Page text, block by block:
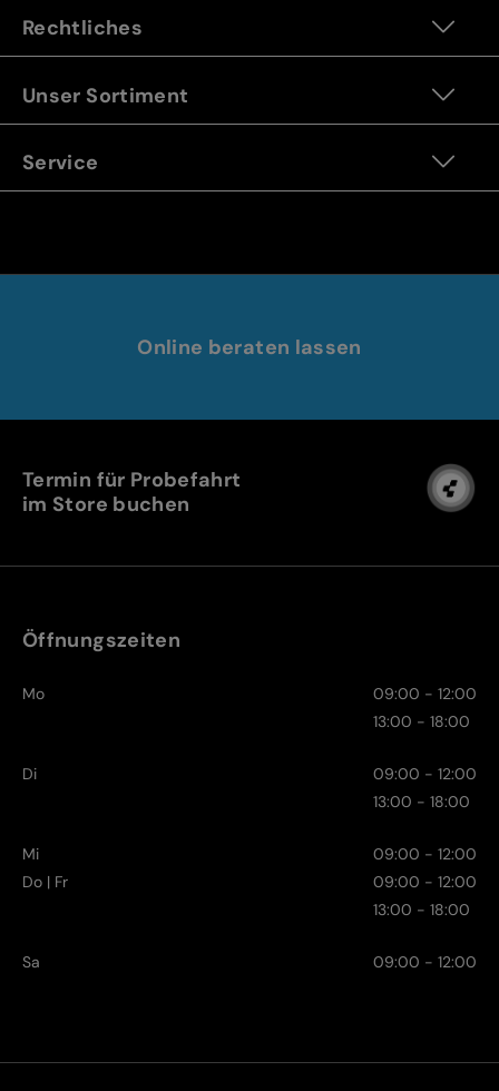
Rechtliches
Unser Sortiment
Service
Online beraten lassen
Termin für Probefahrt
im Store buchen
Öffnungszeiten
Mo
09:00 - 12:00
13:00 - 18:00
Di
09:00 - 12:00
13:00 - 18:00
Mi
09:00 - 12:00
Do | Fr
09:00 - 12:00
13:00 - 18:00
Sa 09:00 - 12:00